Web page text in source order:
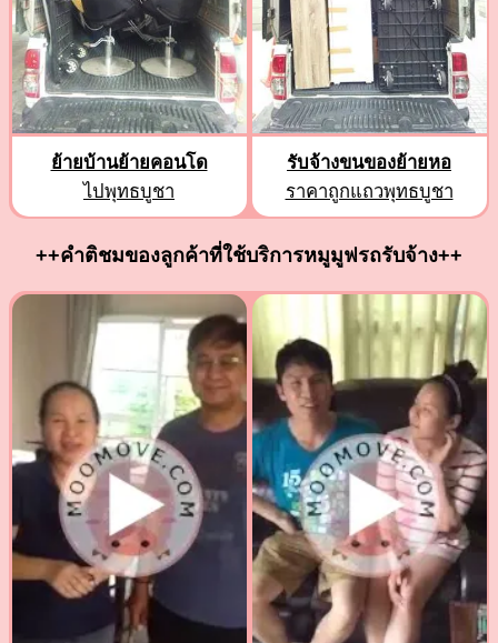
ย้ายบ้านย้ายคอนโด
ไปพุทธบูชา
รับจ้างขนของย้ายหอ
ราคาถูกแถวพุทธบูชา
++คำติชมของลูกค้าที่ใช้บริการหมูมูฟรถรับจ้าง++